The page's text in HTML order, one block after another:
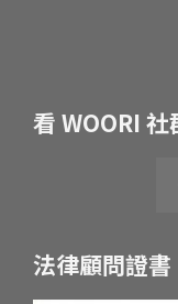
看 WOORI
法律顧問證書